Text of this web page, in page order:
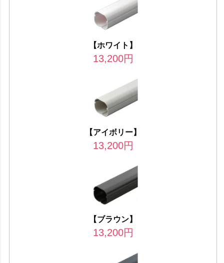
【ホワイト】
13,200円
【アイボリー】
13,200円
【ブラウン】
13,200円